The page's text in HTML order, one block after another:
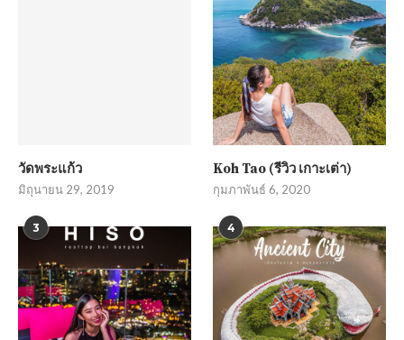
วัดพระแก้ว
มิถุนายน 29, 2019
Koh Tao (รีวิว เกาะเต่า)
กุมภาพันธ์ 6, 2020
3 4